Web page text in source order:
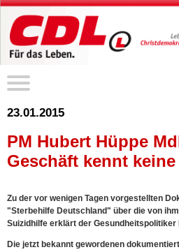
23.01.2015
PM Hubert Hüppe
Geschäft kennt keine
Zu der vor wenigen Tagen vorgestellten
"Sterbehilfe Deutschland" über die von
Suizidhilfe erklärt der Gesundheitspolitiker
Die jetzt bekannt gewordenen